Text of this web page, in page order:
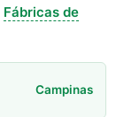
Fábricas de
Campinas